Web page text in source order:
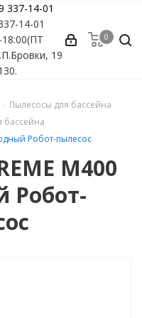
337-14-01
14-01
19
0
Пылесосы для бассейна
бассейна
Робот-пылесос
M400
Робот-